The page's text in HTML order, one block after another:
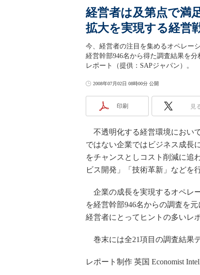
経営者は及第点で満
拡大を実現する経営
今、経営者の注目を集めるオペレー
経営幹部946名から得た調査結果を
レポート（提供：SAPジャパン）。
2008年07月02日 08時00分 公開
印刷 見
不透明化する経営環境におい
ではない企業ではビジネス成長
をチャンスとしコスト削減に追
ビス開発」「技術革新」などを
企業の成長を実現するオペレ
を経営幹部946名からの調査を
経営者にとってヒントの多いレ
巻末には全21項目の調査結果
レポート制作 英国 Economist